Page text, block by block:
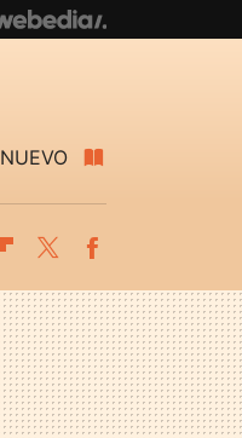
NUEVO
Flipboard
Twitter